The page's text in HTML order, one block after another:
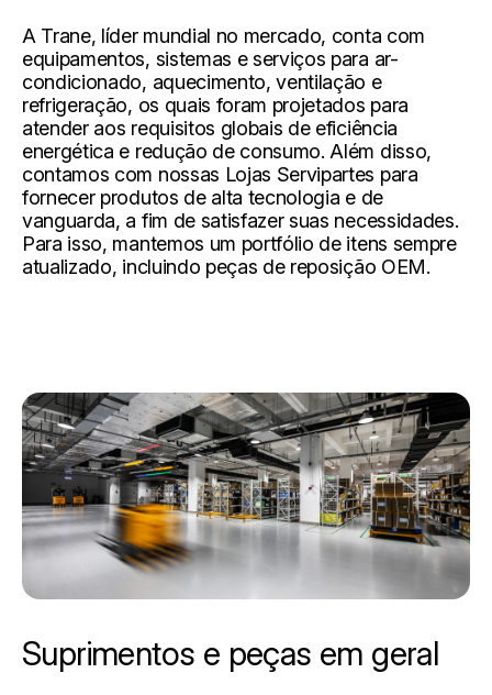
A Trane, líder mundial no mercado, conta com
equipamentos, sistemas e serviços para ar-
condicionado, aquecimento, ventilação e
refrigeração, os quais foram projetados para
atender aos requisitos globais de eficiência
energética e redução de consumo. Além disso,
contamos com nossas Lojas Servipartes para
fornecer produtos de alta tecnologia e de
vanguarda, a fim de satisfazer suas necessidades.
Para isso, mantemos um portfólio de itens sempre
atualizado, incluindo peças de reposição OEM.
Suprimentos e peças em geral